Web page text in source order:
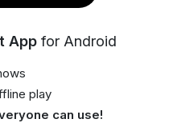
App for Android
play
can use!